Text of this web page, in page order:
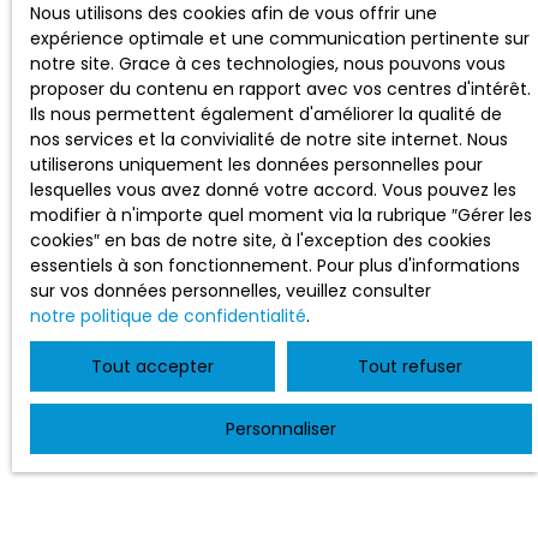
Nous utilisons des cookies afin de vous offrir une
expérience optimale et une communication pertinente sur
notre site. Grace à ces technologies, nous pouvons vous
proposer du contenu en rapport avec vos centres d'intérêt.
Ils nous permettent également d'améliorer la qualité de
nos services et la convivialité de notre site internet. Nous
utiliserons uniquement les données personnelles pour
lesquelles vous avez donné votre accord. Vous pouvez les
modifier à n'importe quel moment via la rubrique ″Gérer les
cookies″ en bas de notre site, à l'exception des cookies
essentiels à son fonctionnement. Pour plus d'informations
sur vos données personnelles, veuillez consulter
notre politique de confidentialité.
Tout accepter Tout refuser
Personnaliser